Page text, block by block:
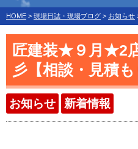
HOME > 現場日誌・現場ブログ > お知らせ
匠建装★９月★2
彡【相談・見積も
お知らせ 新着情報